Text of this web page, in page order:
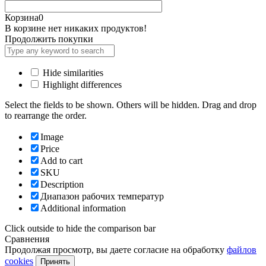
Корзина0
В корзине нет никаких продуктов!
Продолжить покупки
Hide similarities
Highlight differences
Select the fields to be shown. Others will be hidden. Drag and drop
to rearrange the order.
Image
Price
Add to cart
SKU
Description
Диапазон рабочих температур
Additional information
Click outside to hide the comparison bar
Сравнения
Продолжая просмотр, вы даете согласие на обработку файлов
cookies
Принять